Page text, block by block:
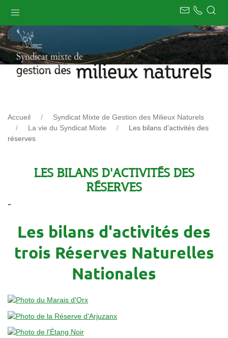
Accueil
Syndicat Mixte de Gestion des Milieux Naturels
La vie du Syndicat Mixte
Les bilans d'activités des
réserves
LES BILANS D'ACTIVITÉS DES
RÉSERVES
-
Les bilans d'activités des
trois Réserves Naturelles
Nationales